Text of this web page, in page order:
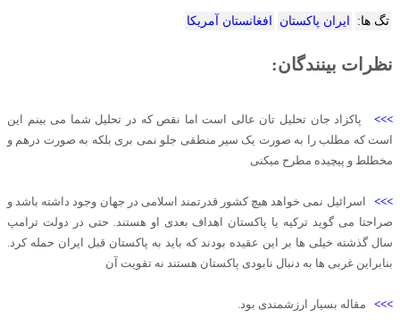
تگ ها: ایران پاکستان افغانستان آمریکا
نظرات بینندگان:
>>> پاکزاد جان تحلیل تان عالی است اما نقص که در تحلیل شما می بینم این
است که مطلب را به صورت یک سیر منطقی جلو نمی بری بلکه به صورت درهم و
مخطلط و پیچیده مطرح میکنی
>>> اسرائیل نمی خواهد هیچ کشور قدرتمند اسلامی در جهان وجود داشته باشد و
صراحتا می گوید ترکیه یا پاکستان اهداف بعدی او هستند. حتی در دولت ترامپ
سال گذشته خیلی ها بر این عقیده بودند که باید به پاکستان قبل ایران حمله کرد.
بنابراین غربی ها به دنبال نابودی پاکستان هستند نه تقویت آن
>>> مقاله بسیار ارزشمندی بود.